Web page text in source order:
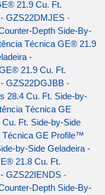
21.9 Cu. Ft.
GZS22DMJES -
Depth Side-By-
Técnica GE® 21.9
-
21.9 Cu. Ft.
GZS22DGJBB -
28.4 Cu. Ft. Side-by-
Técnica GE
Ft. Side-by-Side
Técnica GE Profile™
by-Side Geladeira -
21.8 Cu. Ft.
GZS22IENDS -
Depth Side-By-